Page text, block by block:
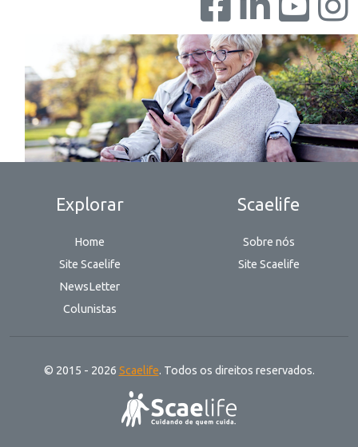
Explorar
Home
Site Scaelife
NewsLetter
Colunistas
Scaelife
Sobre nós
Site Scaelife
© 2015 - 2026 Scaelife. Todos os direitos reservados.